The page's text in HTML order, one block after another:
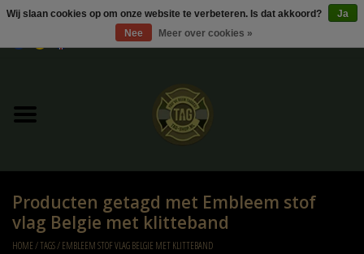
UItverkoop
Kleding
Tactical gear
Producten getagd met Embleem stof
vlag Belgie met klitteband
HOME/TAGS/EMBLEEM STOF VLAG BELGIE MET KLITTEBAND
Wij slaan cookies op om onze website te verbeteren. Is dat akkoord?
Ja
Nee
Meer over cookies »